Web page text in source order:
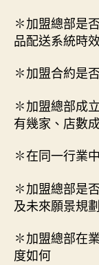
✽加盟總部是
品配送系統時
✽加盟合約是
✽加盟總部成
有幾家、店數
✽在同一行業
✽加盟總部是
及未來願景規劃
✽加盟總部在
度如何